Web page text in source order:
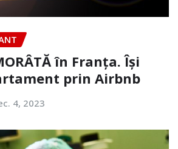
în Franța. Își
prin Airbnb
4, 2023